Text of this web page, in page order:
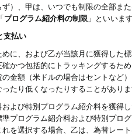
ず）、甲は、いつでも制限の全部
プログラム紹介料の制限 」といいま
支払い
に、および乙が当該月に獲得した
かつ包括的にトラッキングするた
金額（米ドルの場合はセントなど
たり低くなったりすることがあり
よび特別プログラム紹介料を獲得
プログラム紹介料および特別プロ
を選択する場合、乙は、為替レー